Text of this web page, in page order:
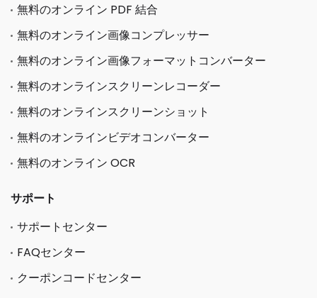
無料のオンライン PDF 結合
無料のオンライン画像コンプレッサー
無料のオンライン画像フォーマットコンバーター
無料のオンラインスクリーンレコーダー
無料のオンラインスクリーンショット
無料のオンラインビデオコンバーター
無料のオンライン OCR
サポート
サポートセンター
FAQセンター
クーポンコードセンター